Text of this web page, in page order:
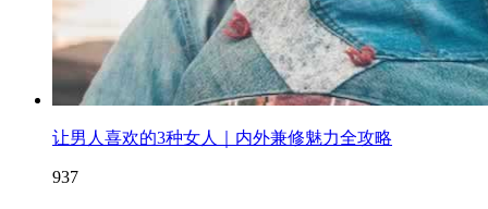
让男人喜欢的3种女人｜内外兼修魅力全攻略
937